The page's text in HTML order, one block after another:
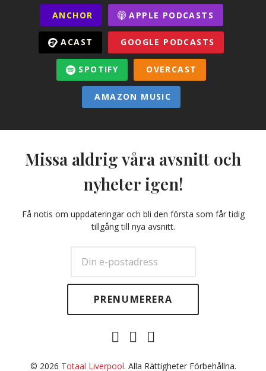
ANCHOR APPLE PODCASTS
ACAST GOOGLE PODCASTS
SPOTIFY OVERCAST
AMAZON MUSIC
Missa aldrig våra avsnitt och
nyheter igen!
Få notis om uppdateringar och bli den första som får tidig
tillgång till nya avsnitt.
post
Facebook
© 2026 Totaal Liverpool. Alla Rättigheter Förbehållna.